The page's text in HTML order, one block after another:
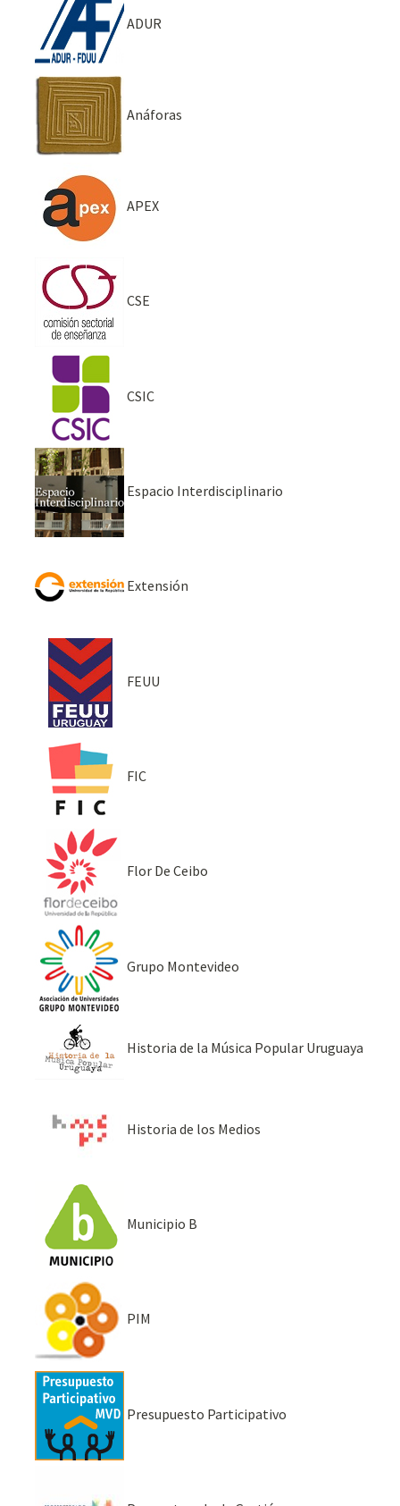
ADUR
Anáforas
APEX
CSE
CSIC
Espacio Interdisciplinario
Extensión
FEUU
FIC
Flor De Ceibo
Grupo Montevideo
Historia de la Música Popular Uruguaya
Historia de los Medios
Municipio B
PIM
Presupuesto Participativo